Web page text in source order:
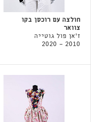
חולצה עם רוכסן בקו
צוואר
ז'אן פול גוטייה
2010 - 2020